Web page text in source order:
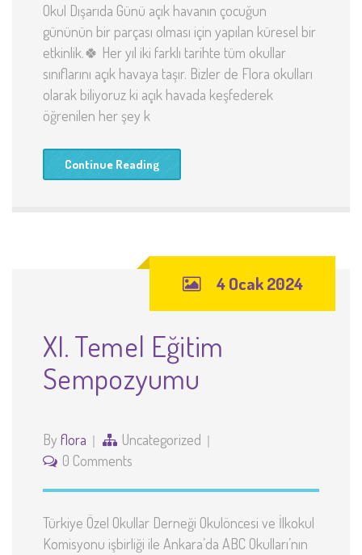
Okul Dışarıda Günü açık havanın çocuğun
gününün bir parçası olması için yapılan küresel bir
etkinlik.🍀 Her yıl iki farklı tarihte tüm okullar
sınıflarını açık havaya taşır. Bizler de Flora okulları
olarak biliyoruz ki açık havada keşfederek
öğrenilen her şey k
Continue Reading
4 Ocak 2024
XI. Temel Eğitim
Sempozyumu
By flora
Uncategorized
0 Comments
Türkiye Özel Okullar Derneği Okulöncesi ve İlkokul
Komisyonu işbirliği ile Ankara’da ABC Okulları’nın